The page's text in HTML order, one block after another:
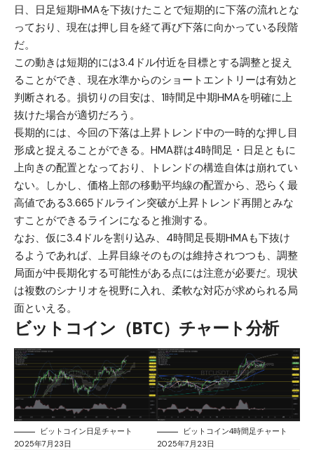
日、日足短期HMAを下抜けたことで短期的に下落の流れとな
っており、現在は押し目を経て再び下落に向かっている段階
だ。
この動きは短期的には3.4ドル付近を目標とする調整と捉え
ることができ、現在水準からのショートエントリーは有効と
判断される。損切りの目安は、1時間足中期HMAを明確に上
抜けた場合が適切だろう。
長期的には、今回の下落は上昇トレンド中の一時的な押し目
形成と捉えることができる。HMA群は4時間足・日足ともに
上向きの配置となっており、トレンドの構造自体は崩れてい
ない。しかし、価格上部の移動平均線の配置から、恐らく最
高値である3.665ドルライン突破が上昇トレンド再開とみな
すことができるラインになると推測する。
なお、仮に3.4ドルを割り込み、4時間足長期HMAも下抜け
るようであれば、上昇目線そのものは維持されつつも、調整
局面が中長期化する可能性がある点には注意が必要だ。現状
は複数のシナリオを視野に入れ、柔軟な対応が求められる局
面といえる。
ビットコイン（BTC）チャート分析
ビットコイン日足チャート
2025年7月23日
ビットコイン4時間足チャート
2025年7月23日